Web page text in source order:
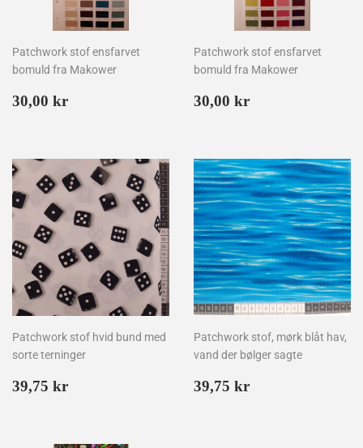
Patchwork stof ensfarvet
bomuld fra Makower
Normalpris
30,00 kr
Patchwork stof ensfarvet
bomuld fra Makower
Normalpris
30,00 kr
Patchwork stof hvid bund med
sorte terninger
Normalpris
39,75 kr
Patchwork stof, mørk blåt hav,
vand der bølger sagte
Normalpris
39,75 kr